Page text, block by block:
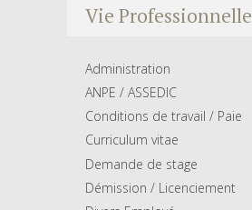
Vie Professionnelle
Administration
ANPE / ASSEDIC
Conditions de travail / Paie
Curriculum vitae
Demande de stage
Démission / Licenciement